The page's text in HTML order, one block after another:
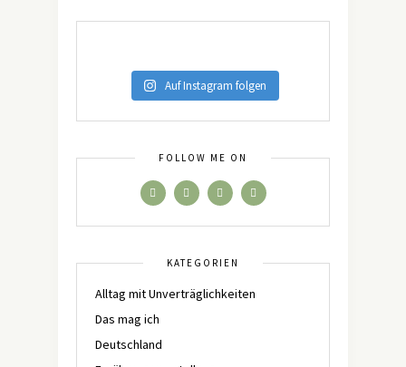
Auf Instagram folgen
FOLLOW ME ON
KATEGORIEN
Alltag mit Unverträglichkeiten
Das mag ich
Deutschland